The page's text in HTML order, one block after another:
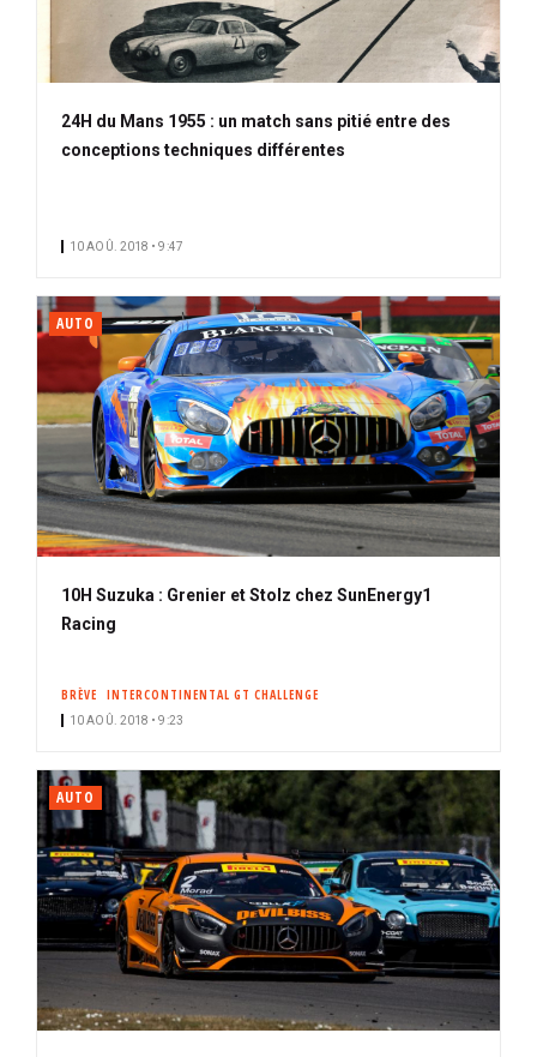
24H du Mans 1955 : un match sans pitié entre des
conceptions techniques différentes
10 AOÛ. 2018 • 9:47
AUTO
10H Suzuka : Grenier et Stolz chez SunEnergy1
Racing
BRÈVE INTERCONTINENTAL GT CHALLENGE
10 AOÛ. 2018 • 9:23
AUTO